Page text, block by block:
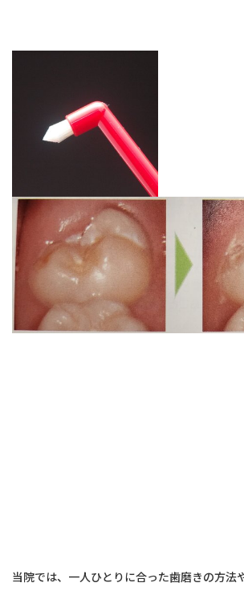
当院では、一人ひとりに合った歯磨きの方法